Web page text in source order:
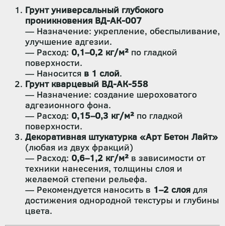
Грунт универсальный глубокого
проникновения ВД-АК-007
— Назначение: укрепление, обеспыливание,
улучшение адгезии.
— Расход: 0,1–0,2 кг/м² по гладкой
поверхности.
— Наносится в 1 слой.
Грунт кварцевый ВД-АК-558
— Назначение: создание шероховатого
адгезионного фона.
— Расход: 0,15–0,3 кг/м² по гладкой
поверхности.
Декоративная штукатурка «Арт Бетон Лайт»
(любая из двух фракций)
— Расход: 0,6–1,2 кг/м² в зависимости от
техники нанесения, толщины слоя и
желаемой степени рельефа.
— Рекомендуется наносить в 1–2 слоя для
достижения однородной текстуры и глубины
цвета.